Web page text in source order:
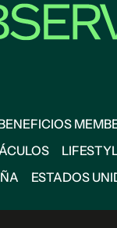
ESTADOS